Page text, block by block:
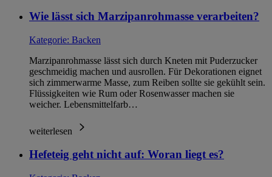
Wie lässt sich Marzipanrohmasse verarbeiten?
Kategorie: Backen
Marzipanrohmasse lässt sich durch Kneten mit Puderzucker
geschmeidig machen und ausrollen. Für Dekorationen eignet
sich zimmerwarme Masse, zum Reiben sollte sie gekühlt sein.
Flüssigkeiten wie Rum oder Rosenwasser machen sie
weicher. Lebensmittelfarb…
weiterlesen
Hefeteig geht nicht auf: Woran liegt es?